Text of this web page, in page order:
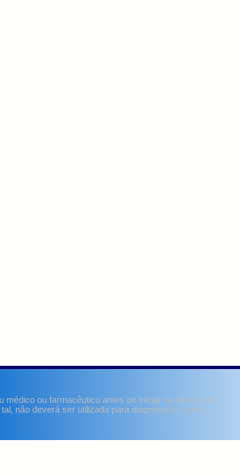
ou farmacêutico antes de iniciar ou alterar um
não deverá ser utilizada para diagnosticar, curar,